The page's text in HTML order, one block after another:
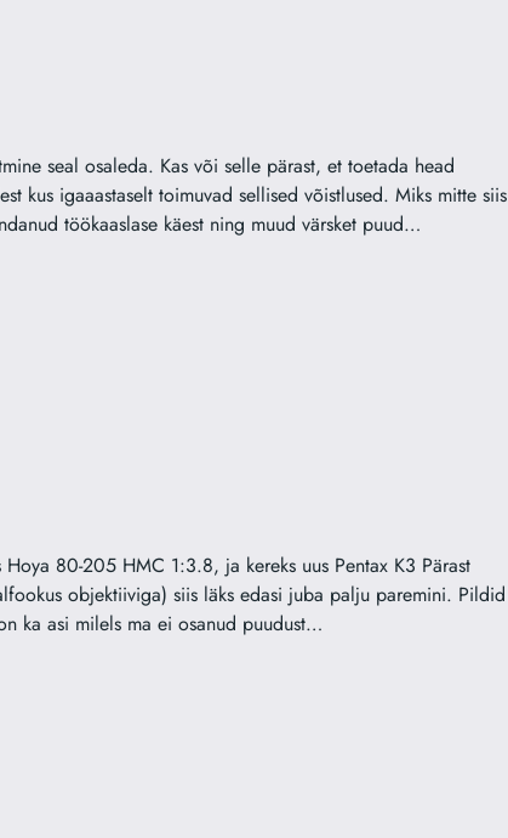
seal osaleda. Kas või selle pärast, et toetada head
kus igaaastaselt toimuvad sellised võistlused. Miks mitte siis
töökaaslase käest ning muud värsket puud…
80-205 HMC 1:3.8, ja kereks uus Pentax K3 Pärast
objektiiviga) siis läks edasi juba palju paremini. Pildid
ka asi milels ma ei osanud puudust…